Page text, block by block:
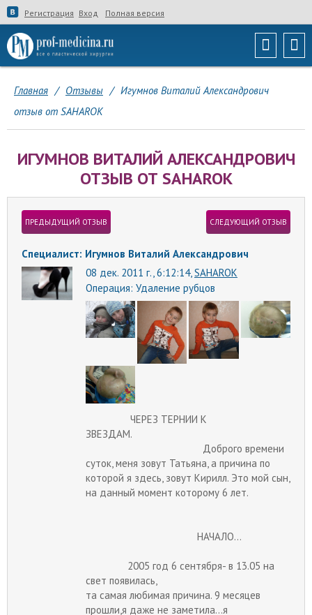
Регистрация Вход Полная версия
Главная / Отзывы / Игумнов Виталий Александрович
отзыв от SAHAROK
ИГУМНОВ ВИТАЛИЙ АЛЕКСАНДРОВИЧ
ОТЗЫВ ОТ SAHAROK
ПРЕДЫДУЩИЙ ОТЗЫВ СЛЕДУЮЩИЙ ОТЗЫВ
Специалист: Игумнов Виталий Александрович
08 дек. 2011 г., 6:12:14, SAHAROK
Операция: Удаление рубцов
ЧЕРЕЗ ТЕРНИИ К
ЗВЕЗДАМ.
Доброго времени
суток, меня зовут Татьяна, а причина по
которой я здесь, зовут Кирилл. Это мой сын,
на данный момент которому 6 лет.
НАЧАЛО...
2005 год 6 сентября- в 13.05 на
свет появилась,
та самая любимая причина. 9 месяцев
прошли,я даже не заметила...я